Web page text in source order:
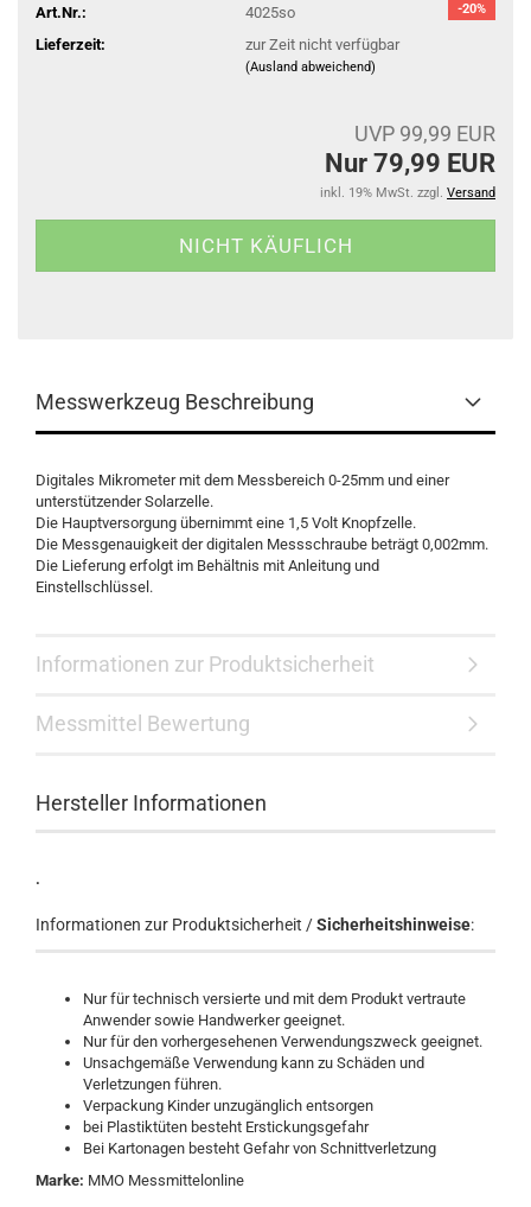
-20%
Art.Nr.:
4025so
Lieferzeit:
zur Zeit nicht verfügbar
(Ausland abweichend)
UVP 99,99 EUR
Nur 79,99 EUR
inkl. 19% MwSt. zzgl. Versand
Messwerkzeug Beschreibung
Digitales Mikrometer mit dem Messbereich 0-25mm und einer
unterstützender Solarzelle.
Die Hauptversorgung übernimmt eine 1,5 Volt Knopfzelle.
Die Messgenauigkeit der digitalen Messschraube beträgt 0,002mm.
Die Lieferung erfolgt im Behältnis mit Anleitung und
Einstellschlüssel.
Informationen zur Produktsicherheit
Messmittel Bewertung
Hersteller Informationen
.
Informationen zur Produktsicherheit /Sicherheitshinweise:
Nur für technisch versierte und mit dem Produkt vertraute
Anwender sowie Handwerker geeignet.
Nur für den vorhergesehenen Verwendungszweck geeignet.
Unsachgemäße Verwendung kann zu Schäden und
Verletzungen führen.
Verpackung Kinder unzugänglich entsorgen
bei Plastiktüten besteht Erstickungsgefahr
Bei Kartonagen besteht Gefahr von Schnittverletzung
Marke: MMO Messmittelonline